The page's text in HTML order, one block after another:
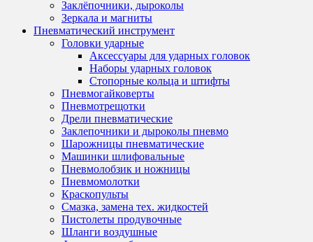
Заклёпочники, дыроколы
Зеркала и магниты
Пневматический инструмент
Головки ударные
Аксессуары для ударных головок
Наборы ударных головок
Стопорные кольца и штифты
Пневмогайковерты
Пневмотрещотки
Дрели пневматические
Заклепочники и дыроколы пневмо
Шарожницы пневматические
Машинки шлифовальные
Пневмолобзик и ножницы
Пневмомолотки
Краскопульты
Смазка, замена тех. жидкостей
Пистолеты продувочные
Шланги воздушные